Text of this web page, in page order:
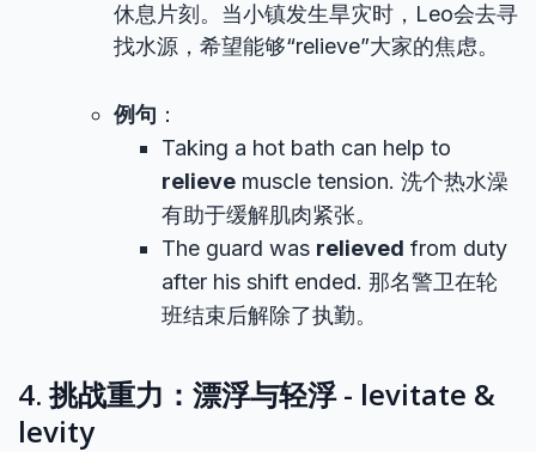
休息片刻。当小镇发生旱灾时，Leo会去寻
找水源，希望能够“relieve”大家的焦虑。
例句 ：
Taking a hot bath can help to
relieve muscle tension. 洗个热水澡
有助于缓解肌肉紧张。
The guard was relieved from duty
after his shift ended. 那名警卫在轮
班结束后解除了执勤。
4. 挑战重力：漂浮与轻浮 - levitate &
levity